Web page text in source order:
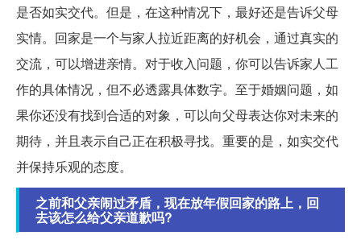
是否如实交代。但是，在这种情况下，最好还是告诉父母
实情。回家是一个与家人拉近距离的好机会，通过真实的
交流，可以增进亲情。对于收入问题，你可以告诉家人工
作的具体情况，但不必透露具体数字。至于婚姻问题，如
果你还没有找到合适的对象，可以向父母表达你对未来的
期待，并且表示自己正在积极寻找。重要的是，如实交代
并保持乐观的态度。
之前和父亲闹过矛盾，现在放年假回家的路上，回
去该怎么给父亲道歉吗?